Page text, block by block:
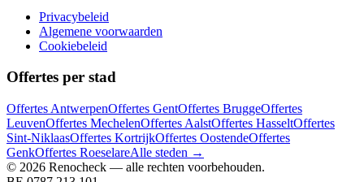
Privacybeleid
Algemene voorwaarden
Cookiebeleid
Offertes per stad
Offertes AntwerpenOffertes GentOffertes BruggeOffertes
LeuvenOffertes MechelenOffertes AalstOffertes HasseltOffertes
Sint-NiklaasOffertes KortrijkOffertes OostendeOffertes
GenkOffertes RoeselareAlle steden →
© 2026 Renocheck — alle rechten voorbehouden.